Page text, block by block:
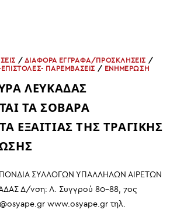
/ ΔΙΑΦΟΡΑ ΕΓΓΡΑΦΑ/ΠΡΟΣΚΛΗΣΕΙΣ /
ΠΑΡΕΜΒΑΣΕΙΣ / ΕΝΗΜΕΡΩΣΗ
ΛΕΥΚΑΔΑΣ
ΤΑ ΣΟΒΑΡΑ
ΕΞΑΙΤΙΑΣ ΤΗΣ ΤΡΑΓΙΚΗΣ
ΣΥΛΛΟΓΩΝ ΥΠΑΛΛΗΛΩΝ ΑΙΡΕΤΩΝ
Δ/νση: Λ. Συγγρού 80-88, 7ος
www.osyape.gr τηλ.